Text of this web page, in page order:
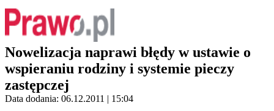
Nowelizacja naprawi błędy w ustawie o
wspieraniu rodziny i systemie pieczy
zastępczej
Data dodania: 06.12.2011 | 15:04